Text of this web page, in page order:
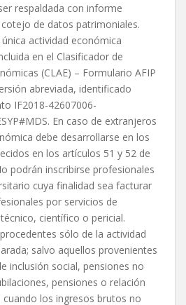
respaldada con informe
de datos patrimoniales.
actividad económica
en el Clasificador de
(CLAE) – Formulario AFIP
abreviada, identificado
IF2018-42607006-
En caso de extranjeros
debe desarrollarse en los
en los artículos 51 y 52 de
podrán inscribirse profesionales
cuya finalidad sea facturar
por servicios de
científico o pericial.
sólo de la actividad
salvo aquellos provenientes
inclusión social, pensiones no
pensiones o relación
cuando los ingresos brutos no